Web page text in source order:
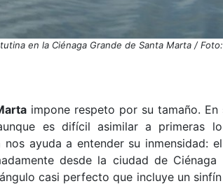
en la Ciénaga Grande de Santa Marta /
impone respeto por su tamaño. En
es difícil asimilar a primeras
ayuda a entender su inmensidad:
desde la ciudad de Ciénaga
casi perfecto que incluye un